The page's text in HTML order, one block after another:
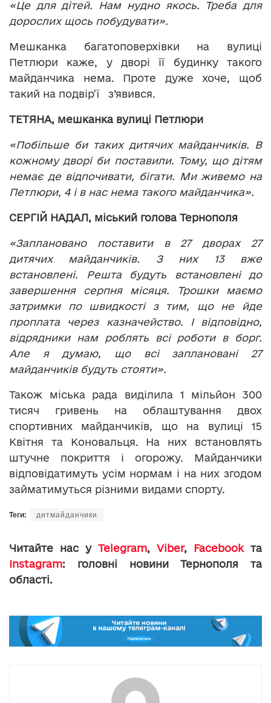
«Це для дітей. Нам нудно якось. Треба для
дорослих щось побудувати».
Мешканка багатоповерхівки на вулиці
Петлюри каже, у дворі її будинку такого
майданчика нема. Проте дуже хоче, щоб
такий на подвір’ї з’явився.
ТЕТЯНА, мешканка вулиці Петлюри
«Побільше би таких дитячих майданчиків. В
кожному дворі би поставили. Тому, що дітям
немає де відпочивати, бігати. Ми живемо на
Петлюри, 4 і в нас нема такого майданчика».
СЕРГІЙ НАДАЛ, міський голова Тернополя
«Заплановано поставити в 27 дворах 27
дитячих майданчиків. З них 13 вже
встановлені. Решта будуть встановлені до
завершення серпня місяця. Трошки маємо
затримки по швидкості з тим, що не йде
проплата через казначейство. І відповідно,
відрядники нам роблять всі роботи в борг.
Але я думаю, що всі заплановані 27
майданчиків будуть стояти».
Також міська рада виділила 1 мільйон 300
тисяч гривень на облаштування двох
спортивних майданчиків, що на вулиці 15
Квітня та Коновальця. На них встановлять
штучне покриття і огорожу. Майданчики
відповідатимуть усім нормам і на них згодом
займатимуться різними видами спорту.
Теги: дитмайданчики
Читайте нас у Telegram, Viber, Facebookта
Instagram: головні новини Тернополя та
області.